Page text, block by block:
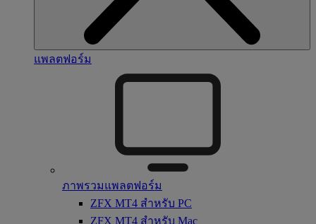
แพลตฟอร์ม
ภาพรวมแพลตฟอร์ม
ZFX MT4 สำหรับ PC
ZFX MT4 สำหรับ Mac